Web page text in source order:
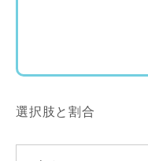
選択肢と割合